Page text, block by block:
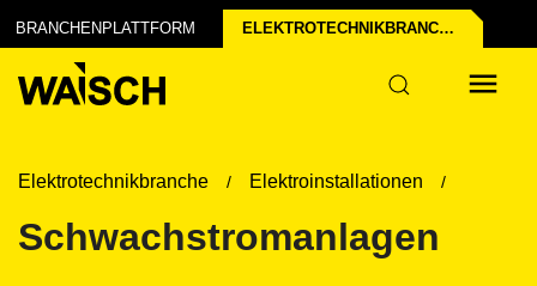
BRANCHENPLATTFORM ELEKTROTECHNIK­BRANCHE
Elektrotechnikbranche Elektroinstallationen
Schwachstromanlagen